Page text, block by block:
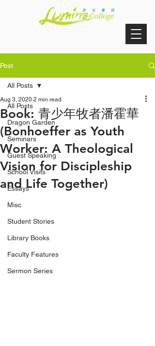
Post
All Posts
Dragon Garden
Seminars
Guest Speaking
School Visits
Essays
Misc
Student Stories
Library Books
Faculty Features
Sermon Series
All Posts
Book: 青少年牧者潘霍華
(Bonhoeffer as Youth
Worker: A Theological
Vision for Discipleship
and Life Together)
Aug 3, 2020 2 min read